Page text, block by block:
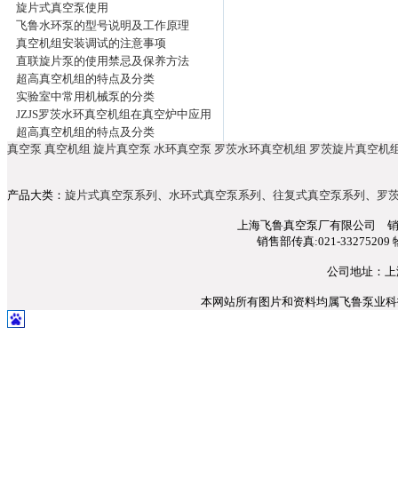
旋片式真空泵使用
飞鲁水环泵的型号说明及工作原理
真空机组安装调试的注意事项
直联旋片泵的使用禁忌及保养方法
超高真空机组的特点及分类
实验室中常用机械泵的分类
JZJS罗茨水环真空机组在真空炉中应用
超高真空机组的特点及分类
真空泵 真空机组 旋片真空泵 水环真空泵 罗茨水环真空机组 罗茨旋片真空机
产品大类： 旋片式真空泵系列 、 水环式真空泵系列 、 往复式真空泵系列 、 罗
上海飞鲁真空泵厂有限公司
销售部传真:021-33275209
公司地址：
本网站所有图片和资料均属飞鲁泵业